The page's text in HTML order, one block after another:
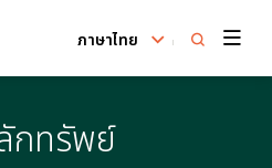
ภาษาไทย
กทรัพย์